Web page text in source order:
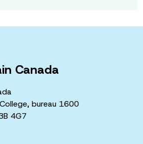
Canada
bureau 1600
4G7